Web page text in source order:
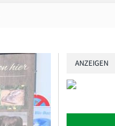
ANZEIGEN